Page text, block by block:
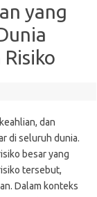
yang
dan
di seluruh dunia.
besar yang
tersebut,
Dalam konteks